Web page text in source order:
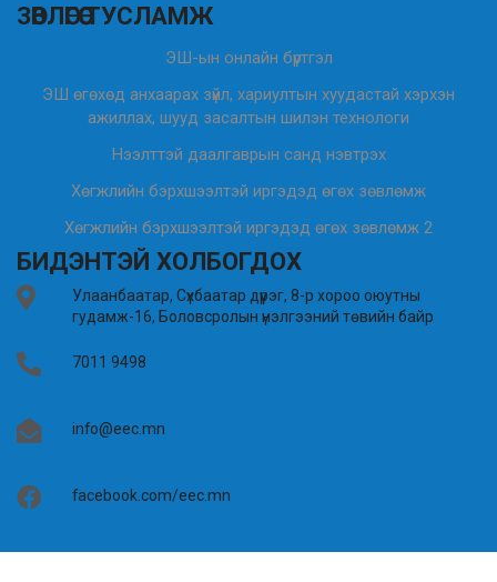
ЗӨВЛӨГӨӨ ТУСЛАМЖ
ЭШ-ын онлайн бүртгэл
ЭШ өгөхөд анхаарах зүйл, хариултын хуудастай хэрхэн
ажиллах, шууд засалтын шилэн технологи
Нээлттэй даалгаврын санд нэвтрэх
Хөгжлийн бэрхшээлтэй иргэдэд өгөх зөвлөмж
Хөгжлийн бэрхшээлтэй иргэдэд өгөх зөвлөмж 2
БИДЭНТЭЙ ХОЛБОГДОХ
Улаанбаатар, Сүхбаатар дүүрэг, 8-р хороо оюутны
гудамж-16, Боловсролын үнэлгээний төвийн байр
7011 9498
info@eec.mn
facebook.com/eec.mn